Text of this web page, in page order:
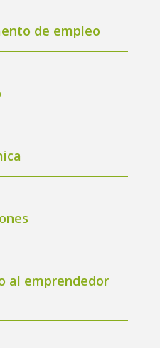
de empleo
al emprendedor